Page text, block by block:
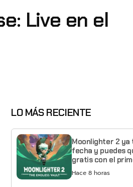
Live en el
LO MÁS RECIENTE
Moonlighter 2 ya
fecha y puedes
gratis con el
Hace 8 horas